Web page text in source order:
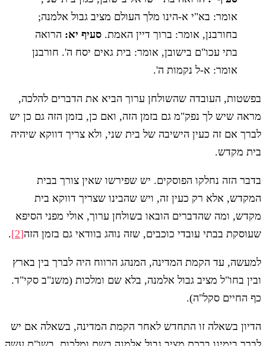
אומר: בא"י א-הינו מלך העולם מציב גבול אלמנה;
בחורבנן, אומר: ברוך דיין האמת. סעיף יא: הרואה
בתי עכו"ם בישובן, אומר: בית גאים יסח ה'. חורבנן
אומר: א-ל נקמות ה'.
בפשטות, העובדה שהשולחן ערוך הביא את הדברים להלכה,
מראה שיש לך נפק"מ גם בזמן הזה, ואם כן, בזמן הזה גם כן יש
לברך אם זה כעין הישיבה של בית שני, ולא צריך דווקא שיהיה
בית מקדש.
בדבר הזה נחלקו הפוסקים. יש שפירשו שאין צורך בבית
המקדש, אלא רק כעין זה, ויש שהבינו שצריך דווקא בית
מקדש, ומה שהדברים הובאו בשולחן ערוך, אולי מפני הסיפא
שעוסקת בבתי עובדי כוכבים, שזה נוהג בוודאי גם בזמן הזה[2]
.
למעשה, עד הקמת המדינה, המנהג הרווח היה לברך בין בארץ
ובין בחו"ל מציב גבול אלמנה, בלא שם ומלכות (משנ"ב סקי"ד.
כף החיים סקל"ה).
הדיון בשאלה זו התחדש לאחר הקמת המדינה, בשאלה אם יש